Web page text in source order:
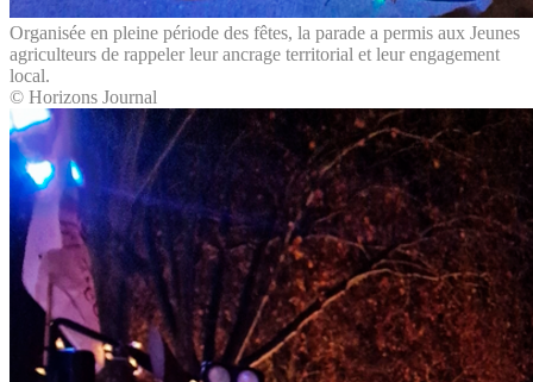
Organisée en pleine période des fêtes, la parade a permis aux Jeunes
agriculteurs de rappeler leur ancrage territorial et leur engagement
local.
© Horizons Journal